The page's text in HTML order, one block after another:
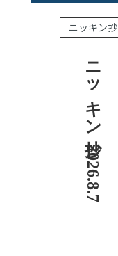
ニッキン抄
ニッキン抄 2026.8.7